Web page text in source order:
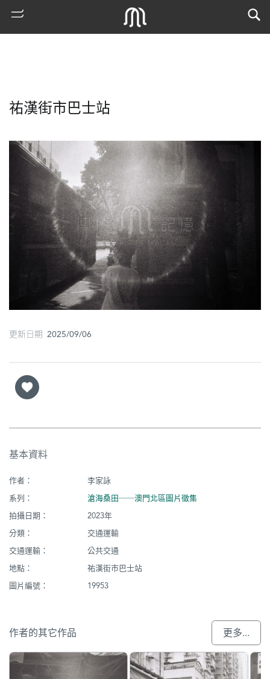
媽
堂
街
市
祐漢街市巴士站
更新日期 2025/09/06
基本資料
作者：
李家詠
系列：
滄海桑田──澳門北區圖片徵集
拍攝日期：
2023年
分類：
交通運輸
交通運輸：
公共交通
地點：
祐漢街市巴士站
圖片編號：
19953
作者的其它作品 更多...